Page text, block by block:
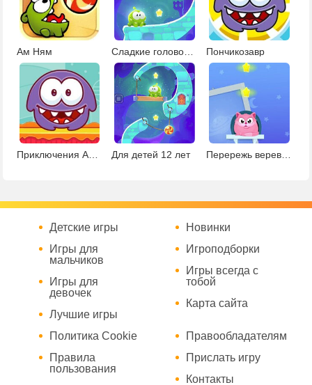
Ам Ням Сладкие головоломки Пончикозавр
Приключения Ам Няма Для детей 12 лет Перережь веревку и накорми кота
Детские игры
Игры для
мальчиков
Игры для
девочек
Лучшие игры
Новинки
Игроподборки
Игры всегда с
тобой
Карта сайта
Политика Cookie
Правила
пользования
Правообладателям
Прислать игру
Контакты